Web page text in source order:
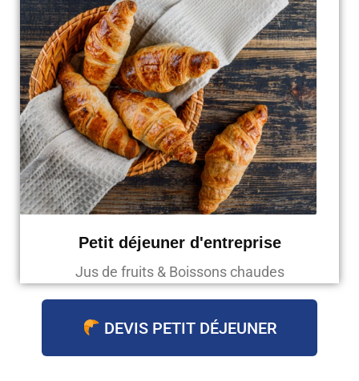
Petit déjeuner d'entreprise
Jus de fruits & Boissons chaudes
DEVIS PETIT DÉJEUNER